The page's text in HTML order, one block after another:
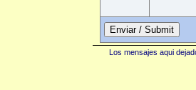
Enviar / Submit
Los mensajes aqui